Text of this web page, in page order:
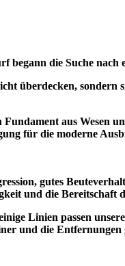
begann die Suche nach
überdecken, sondern
aus Wesen
für die moderne
gutes
und die Bereitschaft
Linien passen
und die Entfernungen